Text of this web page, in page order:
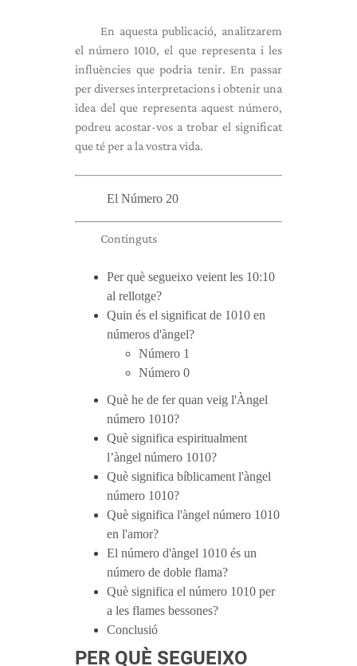
En aquesta publicació, analitzarem
el número 1010, el que representa i les
influències que podria tenir. En passar
per diverses interpretacions i obtenir una
idea del que representa aquest número,
podreu acostar-vos a trobar el significat
que té per a la vostra vida.
El Número 20
Continguts
Per què segueixo veient les 10:10
al rellotge?
Quin és el significat de 1010 en
números d'àngel?
Número 1
Número 0
Què he de fer quan veig l'Àngel
número 1010?
Què significa espiritualment
l’àngel número 1010?
Què significa bíblicament l'àngel
número 1010?
Què significa l'àngel número 1010
en l'amor?
El número d'àngel 1010 és un
número de doble flama?
Què significa el número 1010 per
a les flames bessones?
Conclusió
PER QUÈ SEGUEIXO